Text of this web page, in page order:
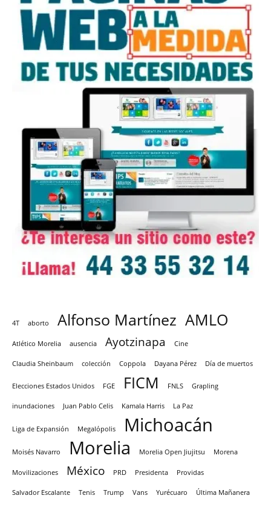
4T aborto Alfonso Martínez AMLO
Atlético Morelia ausencia Ayotzinapa Cine
Claudia Sheinbaum colección Coppola Dayana Pérez Día de muertos
Elecciones Estados Unidos FGE FICM FNLS Grapling
inundaciones Juan Pablo Celis Kamala Harris La Paz
Liga de Expansión Megalópolis Michoacán
Moisés Navarro Morelia Morelia Open Jiujitsu Morena
Movilizaciones México PRD Presidenta Providas
Salvador Escalante Tenis Trump Vans Yurécuaro Última Mañanera